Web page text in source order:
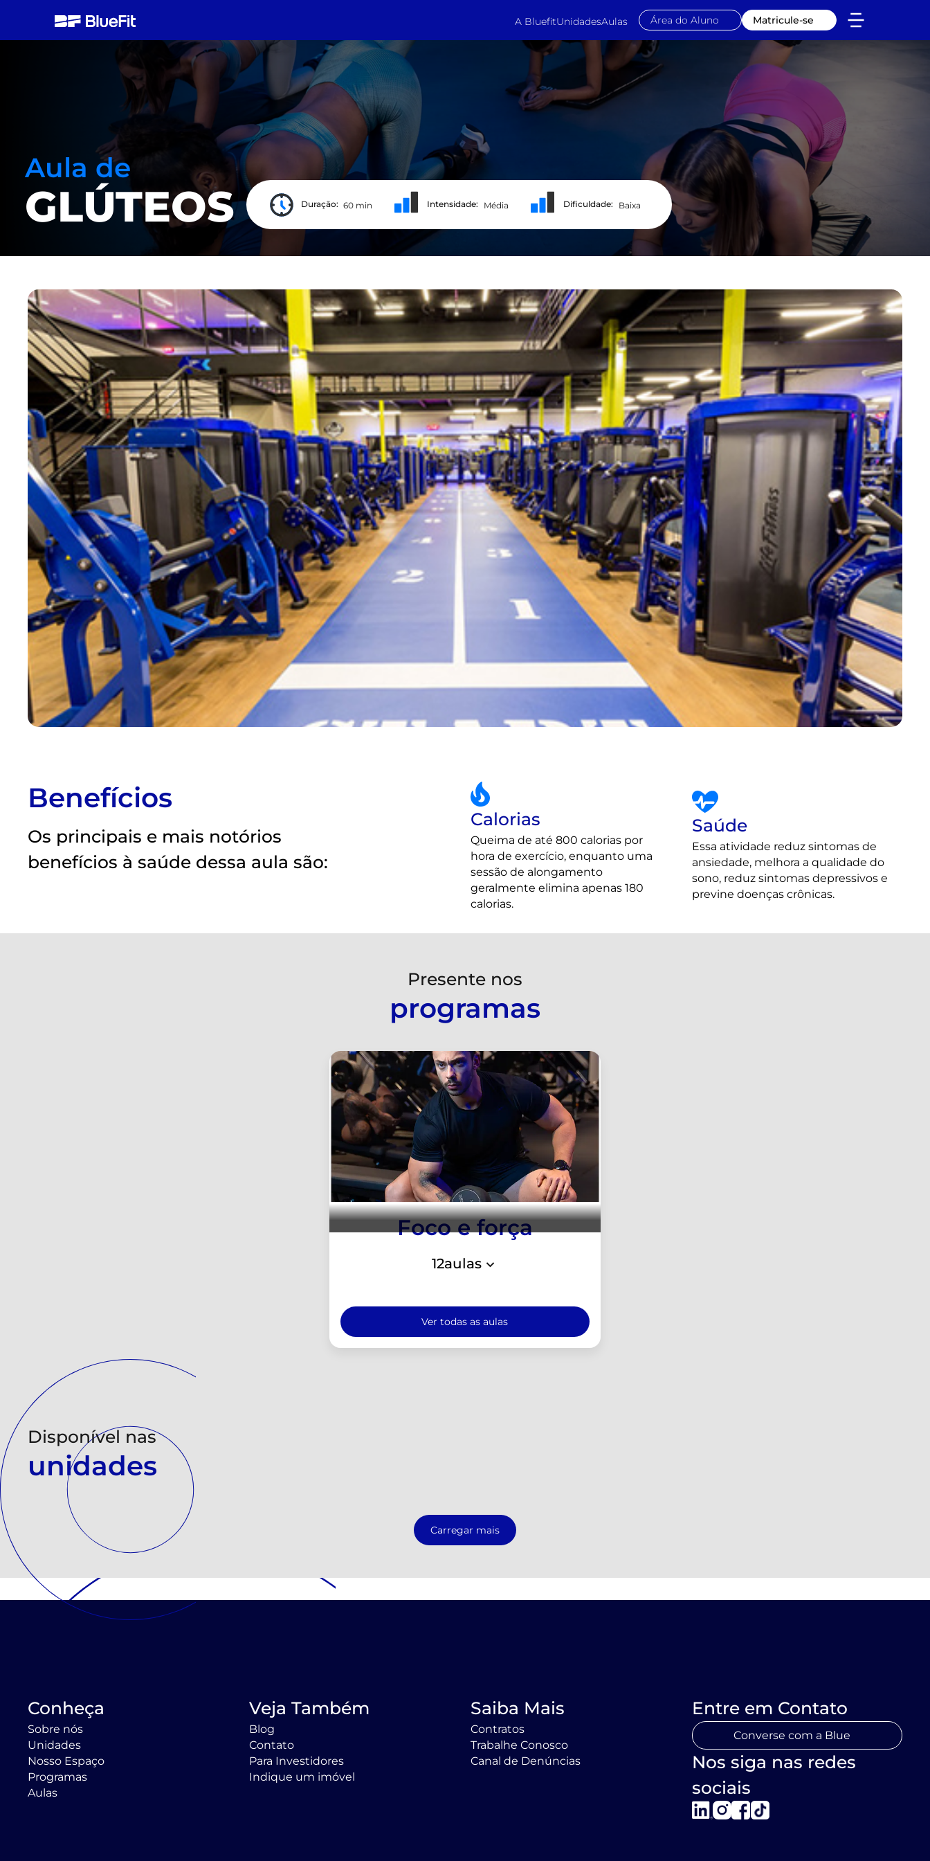
A BluefitUnidadesAulas Área do Aluno Matricule-se
Aula de
GLÚTEOS Duração: 60 min Intensidade: Média Dificuldade: Baixa
Benefícios
Os principais e mais notórios
benefícios à saúde dessa aula são:
Calorias
Queima de até 800 calorias por
hora de exercício, enquanto uma
sessão de alongamento
geralmente elimina apenas 180
calorias.
Saúde
Essa atividade reduz sintomas de
ansiedade, melhora a qualidade do
sono, reduz sintomas depressivos e
previne doenças crônicas.
Presente nos
programas
Foco e força
12aulas
Ver todas as aulas
Disponível nas
unidades
Carregar mais
Conheça
Sobre nós
Unidades
Nosso Espaço
Programas
Aulas
Veja Também
Blog
Contato
Para Investidores
Indique um imóvel
Saiba Mais
Contratos
Trabalhe Conosco
Canal de Denúncias
Entre em Contato
Converse com a Blue
Nos siga nas redes
sociais